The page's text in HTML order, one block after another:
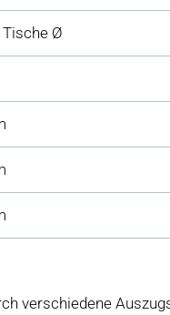
Tische Ø
verschiedene